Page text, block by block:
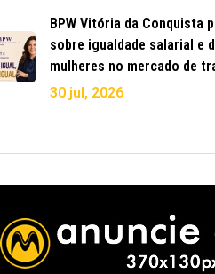
BPW Vitória da Conquista
sobre igualdade salarial e
mulheres no mercado de
30 jul, 2026